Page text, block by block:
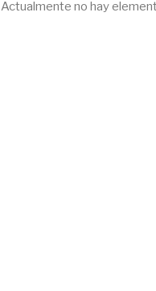
Actualmente no hay